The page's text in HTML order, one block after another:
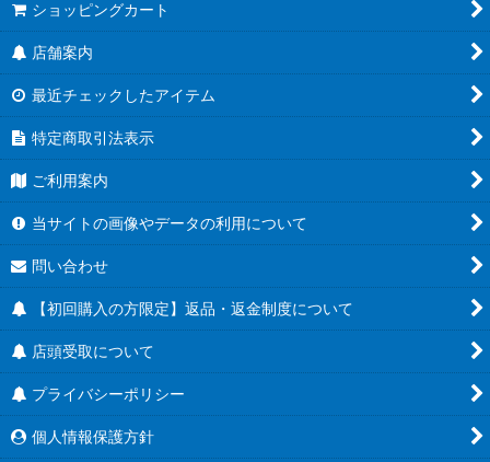
ショッピングカート
店舗案内
最近チェックしたアイテム
特定商取引法表示
ご利用案内
当サイトの画像やデータの利用について
問い合わせ
【初回購入の方限定】返品・返金制度について
店頭受取について
プライバシーポリシー
個人情報保護方針